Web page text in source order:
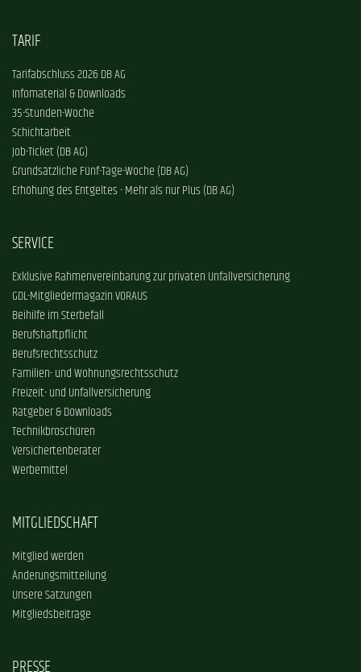
TARIF
Tarifabschluss 2026 DB AG
Infomaterial & Downloads
35-Stunden-Woche
Schichtarbeit
Job-Ticket (DB AG)
Grundsätzliche Fünf-Tage-Woche (DB AG)
Erhöhung des Entgeltes - Mehr als nur Plus (DB AG)
SERVICE
Exklusive Rahmenvereinbarung zur privaten Unfallversicherung
GDL-Mitgliedermagazin VORAUS
Beihilfe im Sterbefall
Berufshaftpflicht
Berufsrechtsschutz
Familien- und Wohnungsrechtsschutz
Freizeit- und Unfallversicherung
Ratgeber & Downloads
Technikbroschüren
Versichertenberater
Werbemittel
MITGLIEDSCHAFT
Mitglied werden
Änderungsmitteilung
Unsere Satzungen
Mitgliedsbeiträge